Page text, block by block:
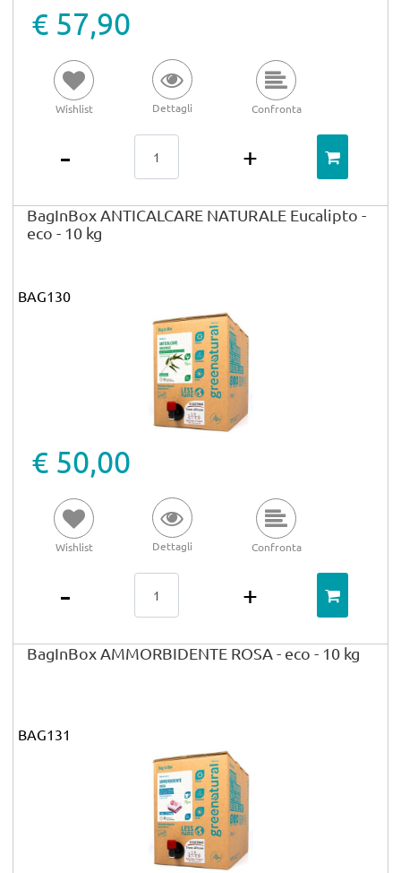
€ 57,90
Wishlist Dettagli Confronta
BagInBox ANTICALCARE NATURALE Eucalipto -
eco - 10 kg
BAG130
€ 50,00
Wishlist Dettagli Confronta
BagInBox AMMORBIDENTE ROSA - eco - 10 kg
BAG131